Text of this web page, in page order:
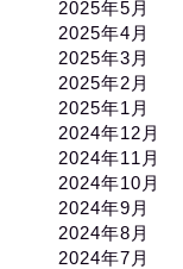
2025年5月
2025年4月
2025年3月
2025年2月
2025年1月
2024年12月
2024年11月
2024年10月
2024年9月
2024年8月
2024年7月